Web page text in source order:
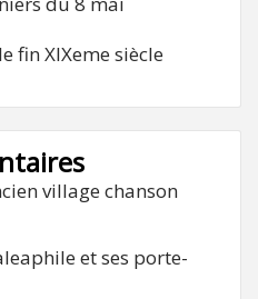
fin XIXeme siècle
village chanson
et ses porte-